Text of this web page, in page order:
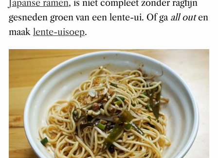
Japanse ramen, is niet compleet zonder ragfijn
gesneden groen van een lente-ui. Of ga all outen
maak lente-uisoep.